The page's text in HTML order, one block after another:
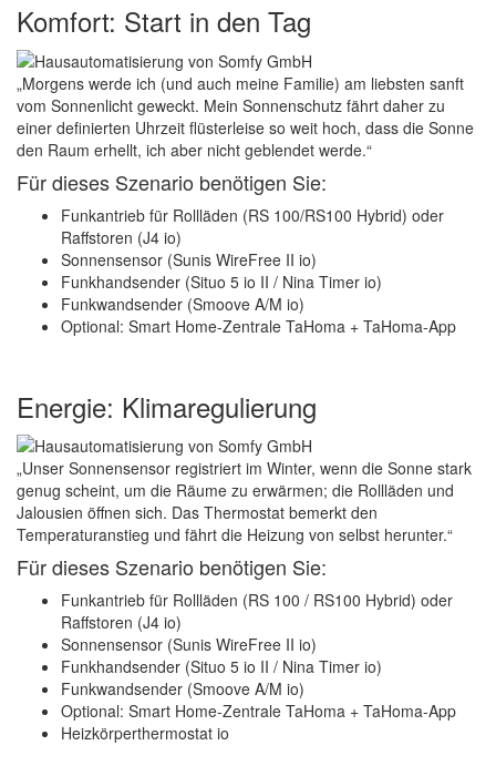
Komfort: Start in den Tag
„Morgens werde ich (und auch meine Familie) am liebsten sanft
vom Sonnenlicht geweckt. Mein Sonnenschutz fährt daher zu
einer definierten Uhrzeit flüsterleise so weit hoch, dass die Sonne
den Raum erhellt, ich aber nicht geblendet werde.“
Für dieses Szenario benötigen Sie:
Funkantrieb für Rollläden (RS 100/RS100 Hybrid) oder
Raffstoren (J4 io)
Sonnensensor (Sunis WireFree II io)
Funkhandsender (Situo 5 io II / Nina Timer io)
Funkwandsender (Smoove A/M io)
Optional: Smart Home-Zentrale TaHoma + TaHoma-App
Energie: Klimaregulierung
„Unser Sonnensensor registriert im Winter, wenn die Sonne stark
genug scheint, um die Räume zu erwärmen; die Rollläden und
Jalousien öffnen sich. Das Thermostat bemerkt den
Temperaturanstieg und fährt die Heizung von selbst herunter.“
Für dieses Szenario benötigen Sie:
Funkantrieb für Rollläden (RS 100 / RS100 Hybrid) oder
Raffstoren (J4 io)
Sonnensensor (Sunis WireFree II io)
Funkhandsender (Situo 5 io II / Nina Timer io)
Funkwandsender (Smoove A/M io)
Optional: Smart Home-Zentrale TaHoma + TaHoma-App
Heizkörperthermostat io